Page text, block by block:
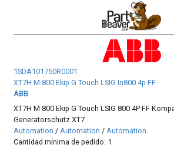
1SDA101750R0001
XT7H M 800 Ekip G Touch LSIG In800 4p FF
ABB
XT7H M 800 Ekip G Touch LSIG 800 4P FF
Generatorschutz XT7
Automation /Automation /Automation
Cantidad mínima de pedido: 1